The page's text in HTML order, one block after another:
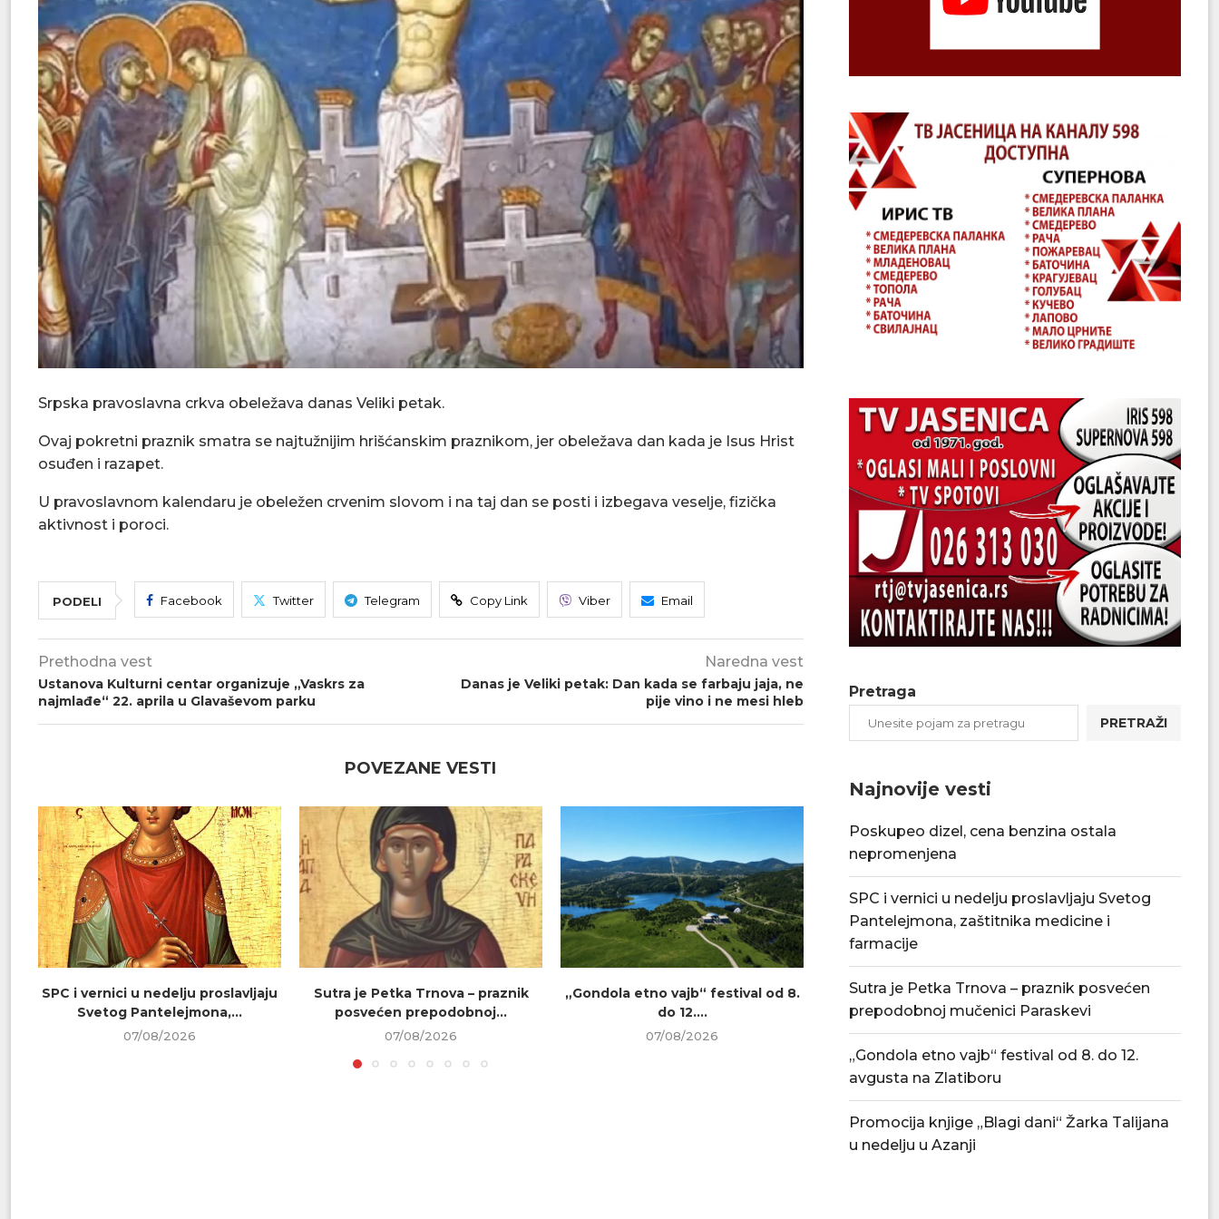
Srpska pravoslavna crkva obeležava danas Veliki petak.
Ovaj pokretni praznik smatra se najtužnijim hrišćanskim praznikom, jer obeležava dan kada je Isus Hrist
osuđen i razapet.
U pravoslavnom kalendaru je obeležen crvenim slovom i na taj dan se posti i izbegava veselje, fizička
aktivnost i poroci.
PODELI Facebook Twitter Telegram Copy Link Viber Email
Prethodna vest
Ustanova Kulturni centar organizuje „Vaskrs za
najmlađe“ 22. aprila u Glavaševom parku
Naredna vest
Danas je Veliki petak: Dan kada se farbaju jaja, ne
pije vino i ne mesi hleb
POVEZANE VESTI
SPC i vernici u nedelju proslavljaju
Svetog Pantelejmona,...
07/08/2026
Sutra je Petka Trnova – praznik
posvećen prepodobnoj...
07/08/2026
„Gondola etno vajb“ festival od 8.
do 12....
07/08/2026
Tradicionalna Azanjska pogačijada
8. avgusta
07/08/2026
PU „Čika Jova
07/08/
Pretraga
PRETRAŽI
Najnovije vesti
Poskupeo dizel, cena benzina ostala
nepromenjena
SPC i vernici u nedelju proslavljaju Svetog
Pantelejmona, zaštitnika medicine i
farmacije
Sutra je Petka Trnova – praznik posvećen
prepodobnoj mučenici Paraskevi
„Gondola etno vajb“ festival od 8. do 12.
avgusta na Zlatiboru
Promocija knjige „Blagi dani“ Žarka Talijana
u nedelju u Azanji